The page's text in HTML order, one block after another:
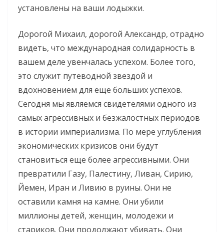
установлены на ваши лодыжки.
Дорогой Михаил, дорогой Александр, отрадно
видеть, что международная солидарность в
вашем деле увенчалась успехом. Более того,
это служит путеводной звездой и
вдохновением для еще больших успехов.
Сегодня мы являемся свидетелями одного из
самых агрессивных и безжалостных периодов
в истории империализма. По мере углубления
экономических кризисов они будут
становиться еще более агрессивными. Они
превратили Газу, Палестину, Ливан, Сирию,
Йемен, Иран и Ливию в руины. Они не
оставили камня на камне. Они убили
миллионы детей, женщин, молодежи и
стариков. Они продолжают убивать. Они